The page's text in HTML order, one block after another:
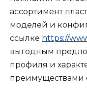
ассортимент
моделей и
ссылке https://
выгодным
профиля и
преимуществами